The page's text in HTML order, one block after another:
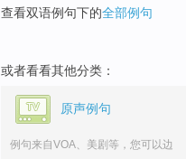
查看双语例句下的全部例句
或者看看其他分类：
原声例句
例句来自VOA、美剧等，您可以边